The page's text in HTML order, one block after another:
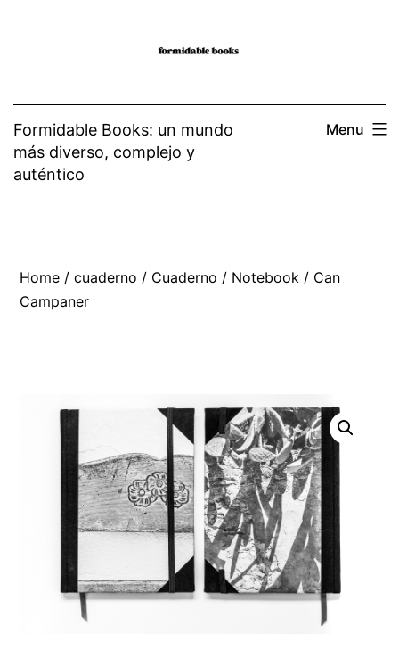
Formidable Books: un mundo
más diverso, complejo y
auténtico
Menu
Home /cuaderno / Cuaderno / Notebook / Can
Campaner